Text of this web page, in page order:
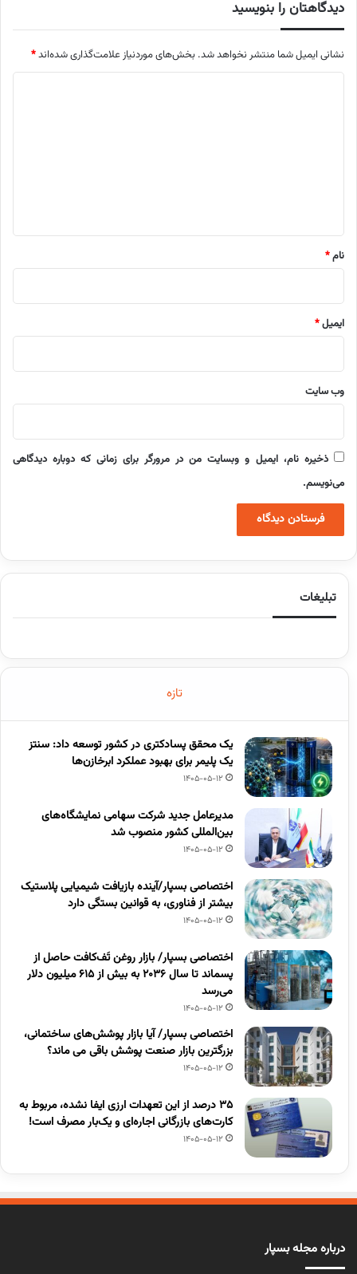
دیدگاهتان را بنویسید
نشانی ایمیل شما منتشر نخواهد شد. بخش‌های موردنیاز علامت‌گذاری شده‌اند*
نام*
ایمیل*
وب‌ سایت
ذخیره نام، ایمیل و وبسایت من در مرورگر برای زمانی که دوباره دیدگاهی
می‌نویسم.
تبلیغات
تازه
یک محقق پسادکتری در کشور توسعه داد: سنتز
یک پلیمر برای بهبود عملکرد ابرخازن‌ها
1405-05-12
مدیرعامل جدید شرکت سهامی نمایشگاه‌های
بین‌المللی کشور منصوب شد
1405-05-12
اختصاصی بسپار/آینده بازیافت شیمیایی پلاستیک
بیشتر از فناوری، به قوانین بستگی دارد
1405-05-12
اختصاصی بسپار/ بازار روغن تَف‌کافت حاصل از
پسماند تا سال ۲۰۳۶ به بیش از ۶۱۵ میلیون دلار
می‌رسد
1405-05-12
اختصاصی بسپار/ آیا بازار پوشش‌های ساختمانی،
بزرگترین بازار صنعت پوشش باقی می ماند؟
1405-05-12
۳۵ درصد از این تعهدات ارزی ایفا نشده، مربوط به
کارت‌های بازرگانی اجاره‌ای و یک‌بار مصرف است!
1405-05-12
درباره مجله بسپار